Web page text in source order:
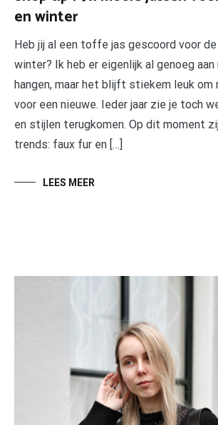
en winter
Heb jij al een toffe jas gescoord voor
winter? Ik heb er eigenlijk al genoeg aan
hangen, maar het blijft stiekem leuk om
voor een nieuwe. Ieder jaar zie je toch
en stijlen terugkomen. Op dit moment
trends: faux fur en […]
LEES MEER